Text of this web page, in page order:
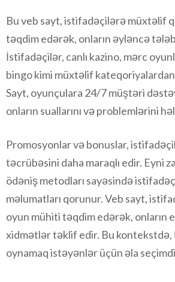
Bu veb sayt, istifadəçilərə müxtəlif
təqdim edərək, onların əyləncə
İstifadəçilər, canlı kazino, mərc
bingo kimi müxtəlif
Sayt, oyunçulara 24/7 müştəri
onların suallarını və problemlərini
Promosyonlar və bonuslar,
təcrübəsini daha maraqlı edir. Eyni
ödəniş metodları sayəsində
məlumatları qorunur. Veb sayt,
oyun mühiti təqdim edərək, onların
xidmətlər təklif edir. Bu kontekstdə,
oynamaq istəyənlər üçün əla